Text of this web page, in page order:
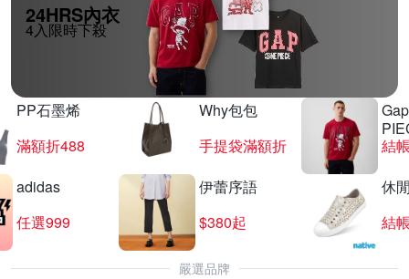
24HRS內衣
4入限時下殺
PP石墨烯
滿額折488
Why包包
手提袋滿額折
結
adidas
任選999
伊蕾序語
$380起
休
結
嚴選品牌